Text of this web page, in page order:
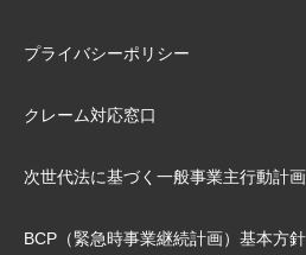
プライバシーポリシー
クレーム対応窓口
次世代法に基づく⼀般事業主⾏動計画
BCP（緊急時事業継続計画）基本⽅針